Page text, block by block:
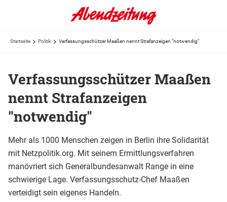
Startseite Politik Verfassungsschützer Maaßen nennt Strafanzeigen "notwendig"
Verfassungsschützer Maaßen
nennt Strafanzeigen
"notwendig"
Mehr als 1000 Menschen zeigen in Berlin ihre Solidarität
mit Netzpolitik.org. Mit seinem Ermittlungsverfahren
manövriert sich Generalbundesanwalt Range in eine
schwierige Lage. Verfassungsschutz-Chef Maaßen
verteidigt sein eigenes Handeln.